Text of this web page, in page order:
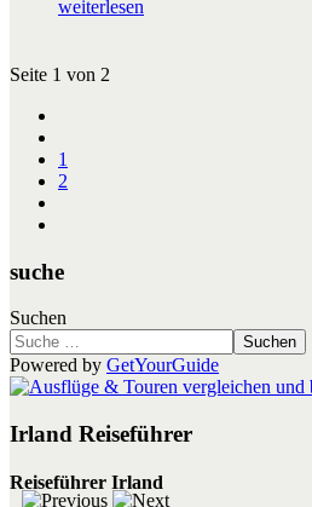
weiterlesen
Seite 1 von 2
1
2
suche
Suchen
Suchen
Powered by GetYourGuide
Irland Reiseführer
Reiseführer Irland